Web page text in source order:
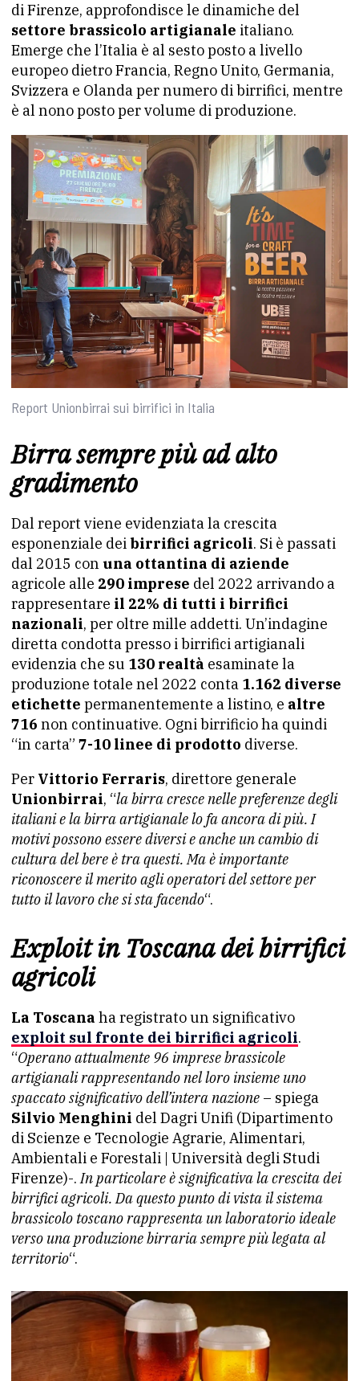
di Firenze, approfondisce le dinamiche del
settore brassicolo artigianale italiano.
Emerge che l’Italia è al sesto posto a livello
europeo dietro Francia, Regno Unito, Germania,
Svizzera e Olanda per numero di birrifici, mentre
è al nono posto per volume di produzione.
Report Unionbirrai sui birrifici in Italia
Birra sempre più ad alto
gradimento
Dal report viene evidenziata la crescita
esponenziale dei birrifici agricoli. Si è passati
dal 2015 con una ottantina di aziende
agricole alle 290 imprese del 2022 arrivando a
rappresentare il 22% di tutti i birrifici
nazionali, per oltre mille addetti. Un’indagine
diretta condotta presso i birrifici artigianali
evidenzia che su 130 realtà esaminate la
produzione totale nel 2022 conta 1.162 diverse
etichette permanentemente a listino, e altre
716 non continuative. Ogni birrificio ha quindi
“in carta” 7-10 linee di prodotto diverse.
Per Vittorio Ferraris, direttore generale
Unionbirrai, “la birra cresce nelle preferenze degli
italiani e la birra artigianale lo fa ancora di più. I
motivi possono essere diversi e anche un cambio di
cultura del bere è tra questi. Ma è importante
riconoscere il merito agli operatori del settore per
tutto il lavoro che si sta facendo“.
Exploit in Toscana dei birrifici
agricoli
La Toscana ha registrato un significativo
exploit sul fronte dei birrifici agricoli.
“Operano attualmente 96 imprese brassicole
artigianali rappresentando nel loro insieme uno
spaccato significativo dell’intera nazione – spiega
Silvio Menghini del Dagri Unifi (Dipartimento
di Scienze e Tecnologie Agrarie, Alimentari,
Ambientali e Forestali | Università degli Studi
Firenze)-.In particolare è significativa la crescita dei
birrifici agricoli. Da questo punto di vista il sistema
brassicolo toscano rappresenta un laboratorio ideale
verso una produzione birraria sempre più legata al
territorio“.